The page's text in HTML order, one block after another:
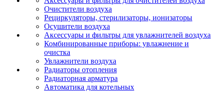
Очистители воздуха
Рециркуляторы, стерилизаторы, ионизаторы
Осушители воздуха
Аксессуары и фильтры для увлажнителей воздуха
Комбинированные приборы: увлажнение и
очистка
Увлажнители воздуха
Радиаторы отопления
Радиаторная арматура
Автоматика для котельных